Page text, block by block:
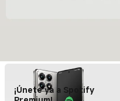
¡Únete ya a Spotify